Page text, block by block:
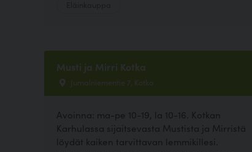
Musti ja Mirri Kotka
Jumalniementie 7, Kotka
Avoinna: ma-pe 10-19, la 10-16. Kotkan
Karhulassa sijaitsevasta Mustista ja Mirristä
löydät kaiken tarvittavan lemmikillesi.